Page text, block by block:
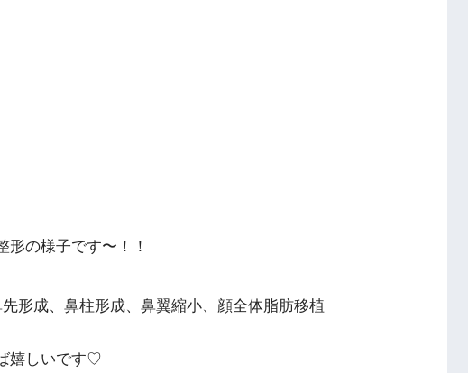
形の様子です〜！！
形成、鼻柱形成、鼻翼縮小、顔全体脂肪移植
嬉しいです♡